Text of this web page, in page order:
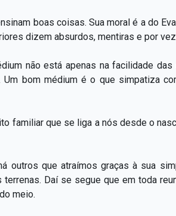
boas coisas. Sua moral é a do
dizem absurdos, mentiras e por
não está apenas na facilidade
Um bom médium é o que simpatiza
familiar que se liga a nós desde o
outros que atraímos graças à sua
Daí se segue que em toda
meio.